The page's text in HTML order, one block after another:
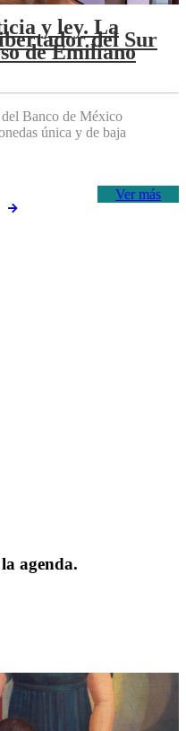
y ley. La
del Sur
de Emiliano
del Banco de México
única y de baja
Ver más
agenda.